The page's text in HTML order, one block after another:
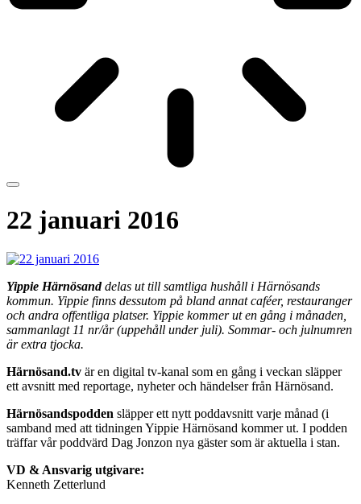
22 januari 2016
Yippie Härnösanddelas ut till samtliga hushåll i Härnösands
kommun. Yippie finns dessutom på bland annat caféer, restauranger
och andra offentliga platser. Yippie kommer ut en gång i månaden,
sammanlagt 11 nr/år (uppehåll under juli). Sommar- och julnumren
är extra tjocka.
Härnösand.tv är en digital tv-kanal som en gång i veckan släpper
ett avsnitt med reportage, nyheter och händelser från Härnösand.
Härnösandspodden släpper ett nytt poddavsnitt varje månad (i
samband med att tidningen Yippie Härnösand kommer ut. I podden
träffar vår poddvärd Dag Jonzon nya gäster som är aktuella i stan.
VD & Ansvarig utgivare:
Kenneth Zetterlund